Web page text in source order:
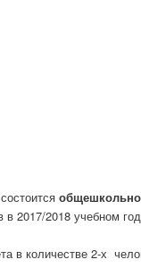
в 2017/2018 учебном
в количестве 2-х